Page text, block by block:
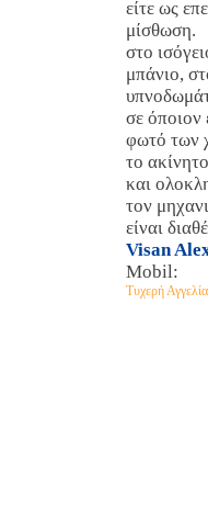
είτε ως
μίσθωση.
στο
μπάνιο,
σε όποιον
φωτό των
το
και
τον
είναι
Visan
Mobil:
Τυχερή